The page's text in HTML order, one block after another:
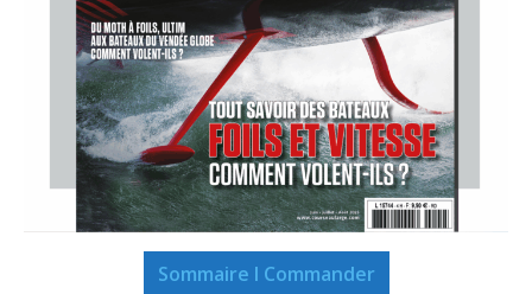
Sommaire I Commander